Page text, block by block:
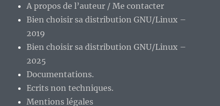
A propos de l’auteur / Me contacter
Bien choisir sa distribution GNU/Linux –
2019
Bien choisir sa distribution GNU/Linux –
2025
Documentations.
Ecrits non techniques.
Mentions légales